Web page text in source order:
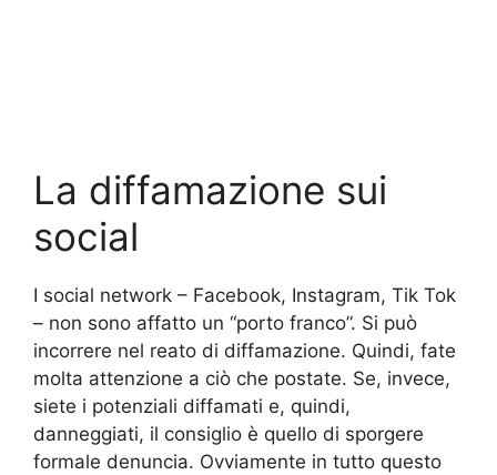
La diffamazione sui
social
I social network – Facebook, Instagram, Tik Tok
– non sono affatto un “porto franco”. Si può
incorrere nel reato di diffamazione. Quindi, fate
molta attenzione a ciò che postate. Se, invece,
siete i potenziali diffamati e, quindi,
danneggiati, il consiglio è quello di sporgere
formale denuncia. Ovviamente in tutto questo